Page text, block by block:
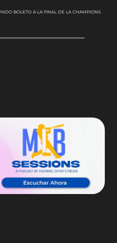
BOLETO A LA FINAL DE LA CHAMPIONS